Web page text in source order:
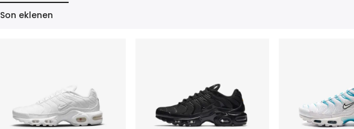
Son eklenen